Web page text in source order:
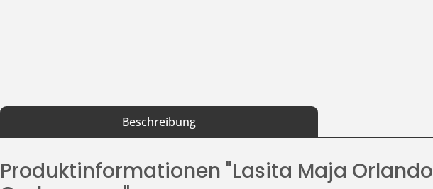
Beschreibung
Produktinformationen "Lasita Maja